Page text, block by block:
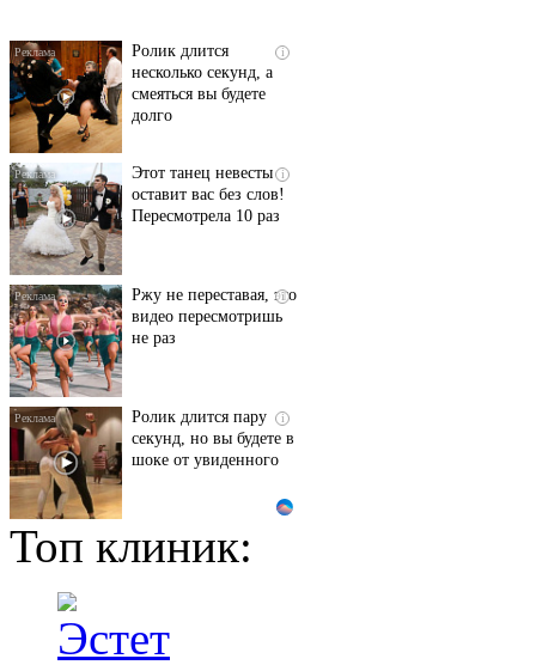
i
Ролик длится
несколько секунд, а
смеяться вы будете
долго
i
Этот танец невесты
оставит вас без слов!
Пересмотрела 10 раз
i
Ржу не переставая, это
видео пересмотришь
не раз
i
Ролик длится пару
секунд, но вы будете в
шоке от увиденного
Ролик из Омска: вы
будете смеяться долго
"Потеряли стыд в
Топ клиник: